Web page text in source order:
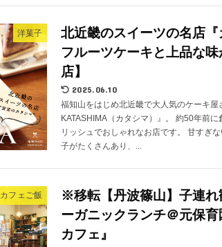
洋菓子
北近畿のスイーツの名店
フルーツケーキと上品な
店】
2025.06.10
福知山をはじめ北近畿で大人気のケーキ屋
KATASHIMA（カタシマ）』。 約50年前
リッシュでおしゃれなお店です。 甘すぎ
子がたくさんあり、...
カフェご飯
※移転【丹波篠山】子連れ
ーガニックランチ＠元保
カフェ』